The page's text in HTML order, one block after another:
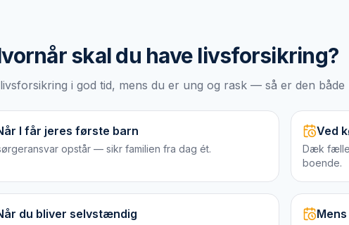
skal du have livsforsikring?
i god tid, mens du er ung og rask — så er den
I får jeres første barn
opstår — sikr familien fra dag ét.
Ved
Dæk
boende.
du bliver selvstændig